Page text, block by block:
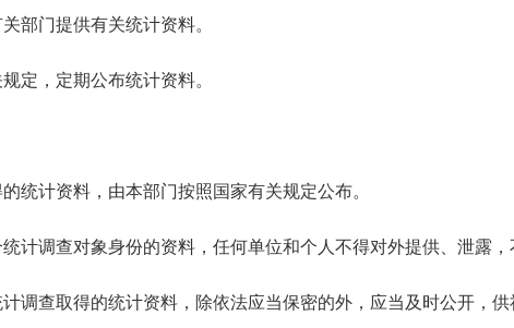
门提供有关统计资料。
定，定期公布统计资料。
统计资料，由本部门按照国家有关规定公布。
计调查对象身份的资料，任何单位和个人不得对外提供、泄露，
调查取得的统计资料，除依法应当保密的外，应当及时公开，供